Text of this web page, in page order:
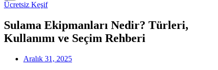
Ücretsiz Keşif
Sulama Ekipmanları Nedir? Türleri,
Kullanımı ve Seçim Rehberi
Aralık 31, 2025